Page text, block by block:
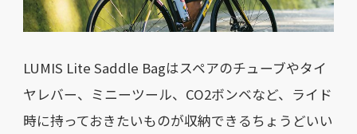
LUMIS Lite Saddle Bagはスペアのチューブやタイ
ヤレバー、ミニーツール、CO2ボンベなど、ライド
時に持っておきたいものが収納できるちょうどいい